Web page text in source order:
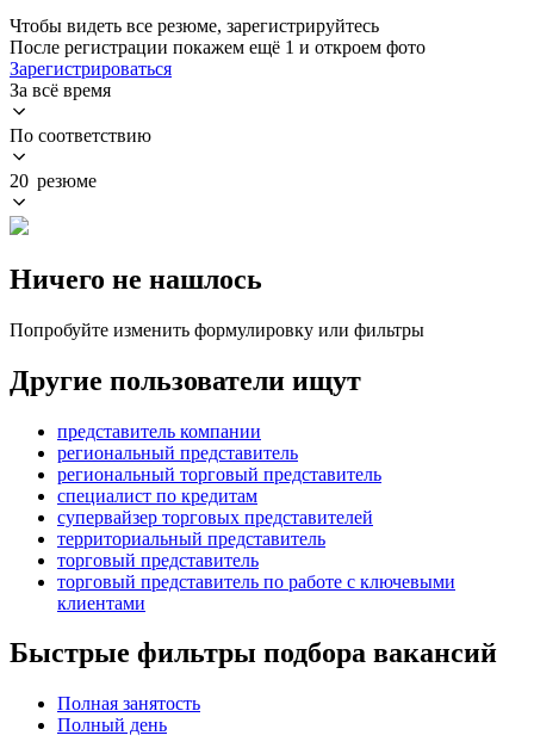
Чтобы видеть все резюме, зарегистрируйтесь
После регистрации покажем ещё 1 и откроем фото
Зарегистрироваться
За всё время
По соответствию
20 резюме
Ничего не нашлось
Попробуйте изменить формулировку или фильтры
Другие пользователи ищут
представитель компании
региональный представитель
региональный торговый представитель
специалист по кредитам
супервайзер торговых представителей
территориальный представитель
торговый представитель
торговый представитель по работе с ключевыми
клиентами
Быстрые фильтры подбора вакансий
Полная занятость
Полный день